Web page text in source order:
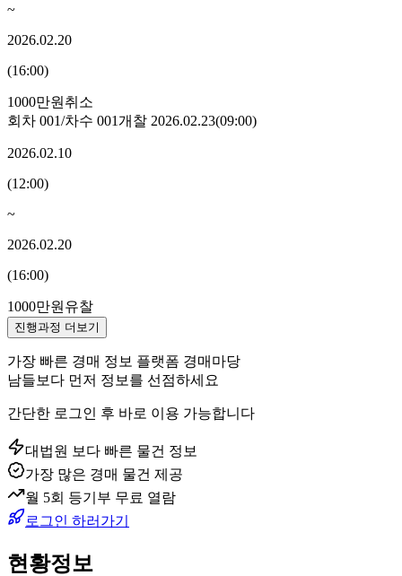
~
2026.02.20
(16:00)
1000만원 취소
회차 001/차수 001개찰 2026.02.23(09:00)
2026.02.10
(12:00)
~
2026.02.20
(16:00)
1000만원 유찰
진행과정 더보기
가장 빠른 경매 정보 플랫폼 경매마당
남들보다 먼저 정보를 선점하세요
간단한 로그인 후 바로 이용 가능합니다
대법원 보다 빠른 물건 정보
가장 많은 경매 물건 제공
월 5회 등기부 무료 열람
로그인 하러가기
현황정보